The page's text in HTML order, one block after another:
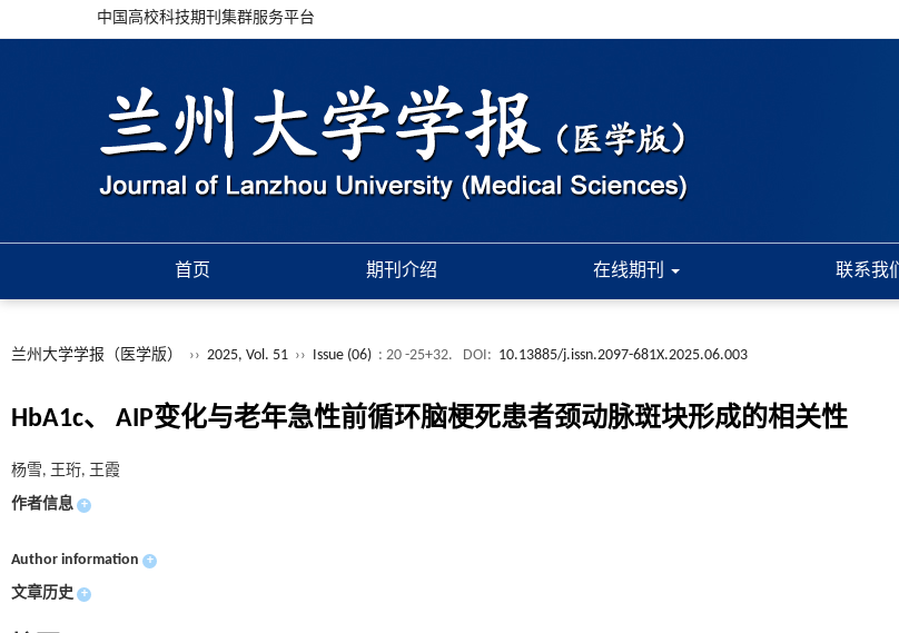
中国高校科技期刊集群服务平台
首页 期刊介绍 在线期刊 联系我们
兰州大学学报（医学版） ›› 2025, Vol. 51 ›› Issue (06) : 20 -25+32. DOI: 10.13885/j.issn.2097-681X.2025.06.003
HbA1c、 AIP变化与老年急性前循环脑梗死患者颈动脉斑块形成的相关性
杨雪, 王珩, 王霞
作者信息 +
Author information +
文章历史 +